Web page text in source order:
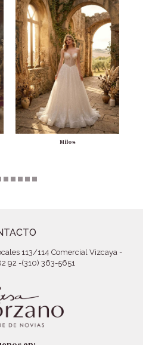
Milos
113/114 Comercial Vizcaya -
92 -(310) 363-5651